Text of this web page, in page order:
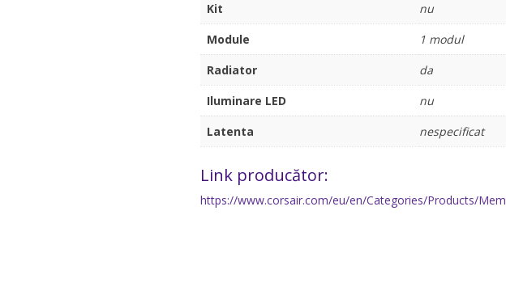
Kit
nu
Module
1 modul
Radiator
da
Iluminare LED
nu
Latenta
nespecificat
Link producător:
https://www.corsair.com/eu/en/Categories/Products/